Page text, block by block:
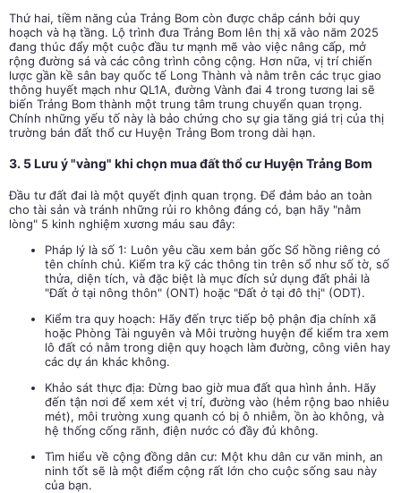
Thứ hai, tiềm năng của Trảng Bom còn được chắp cánh bởi quy
hoạch và hạ tầng. Lộ trình đưa Trảng Bom lên thị xã vào năm 2025
đang thúc đẩy một cuộc đầu tư mạnh mẽ vào việc nâng cấp, mở
rộng đường sá và các công trình công cộng. Hơn nữa, vị trí chiến
lược gần kề sân bay quốc tế Long Thành và nằm trên các trục giao
thông huyết mạch như QL1A, đường Vành đai 4 trong tương lai sẽ
biến Trảng Bom thành một trung tâm trung chuyển quan trọng.
Chính những yếu tố này là bảo chứng cho sự gia tăng giá trị của thị
trường bán đất thổ cư Huyện Trảng Bom trong dài hạn.
3. 5 Lưu ý "vàng" khi chọn mua đất thổ cư Huyện Trảng Bom
Đầu tư đất đai là một quyết định quan trọng. Để đảm bảo an toàn
cho tài sản và tránh những rủi ro không đáng có, bạn hãy "nằm
lòng" 5 kinh nghiệm xương máu sau đây:
Pháp lý là số 1: Luôn yêu cầu xem bản gốc Sổ hồng riêng có
tên chính chủ. Kiểm tra kỹ các thông tin trên sổ như số tờ, số
thửa, diện tích, và đặc biệt là mục đích sử dụng đất phải là
"Đất ở tại nông thôn" (ONT) hoặc "Đất ở tại đô thị" (ODT).
Kiểm tra quy hoạch: Hãy đến trực tiếp bộ phận địa chính xã
hoặc Phòng Tài nguyên và Môi trường huyện để kiểm tra xem
lô đất có nằm trong diện quy hoạch làm đường, công viên hay
các dự án khác không.
Khảo sát thực địa: Đừng bao giờ mua đất qua hình ảnh. Hãy
đến tận nơi để xem xét vị trí, đường vào (hẻm rộng bao nhiêu
mét), môi trường xung quanh có bị ô nhiễm, ồn ào không, và
hệ thống cống rãnh, điện nước có đầy đủ không.
Tìm hiểu về cộng đồng dân cư: Một khu dân cư văn minh, an
ninh tốt sẽ là một điểm cộng rất lớn cho cuộc sống sau này
của bạn.